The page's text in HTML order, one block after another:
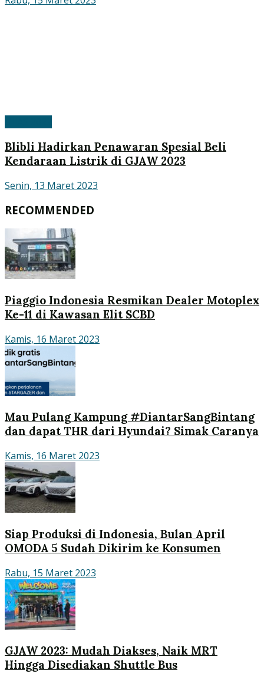
Blibli Hadirkan Penawaran Spesial Beli
Kendaraan Listrik di GJAW 2023
Senin, 13 Maret 2023
RECOMMENDED
Piaggio Indonesia Resmikan Dealer Motoplex
Ke-11 di Kawasan Elit SCBD
Kamis, 16 Maret 2023
Mau Pulang Kampung #DiantarSangBintang
dan dapat THR dari Hyundai? Simak Caranya
Kamis, 16 Maret 2023
Siap Produksi di Indonesia, Bulan April
OMODA 5 Sudah Dikirim ke Konsumen
Rabu, 15 Maret 2023
GJAW 2023: Mudah Diakses, Naik MRT
Hingga Disediakan Shuttle Bus